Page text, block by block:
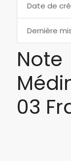
Date de
Dernière
03